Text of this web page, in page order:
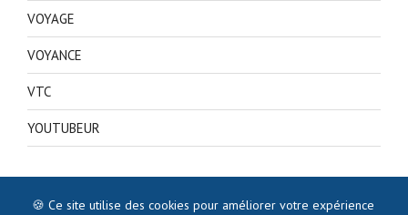
VOYAGE
VOYANCE
VTC
YOUTUBEUR
🍪 Ce site utilise des cookies pour améliorer votre expérience